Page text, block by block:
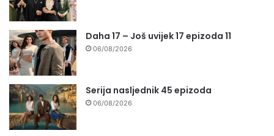
Daha 17 – Još uvijek 17 epizoda 11
06/08/2026
Serija nasljednik 45 epizoda
06/08/2026